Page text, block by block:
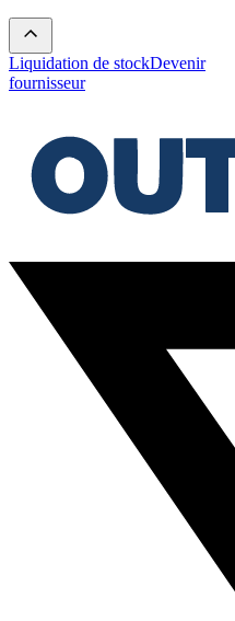
Liquidation de stockDevenir
fournisseur